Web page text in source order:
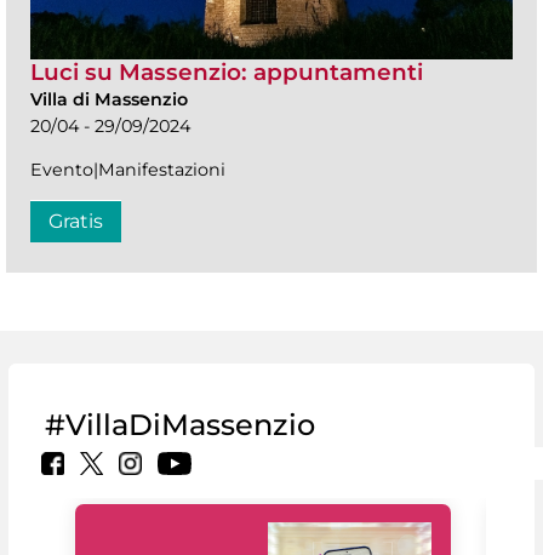
Luci su Massenzio: appuntamenti
Villa di Massenzio
20/04 - 29/09/2024
Evento|Manifestazioni
Gratis
#VillaDiMassenzio